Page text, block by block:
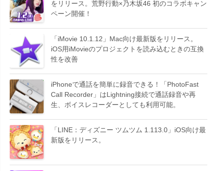
をリリース。荒野行動×乃木坂46 初のコラボキャン
ペーン開催！
「iMovie 10.1.12」Mac向け最新版をリリース。
iOS用iMovieのプロジェクトを読み込むときの互換
性を改善
iPhoneで通話を簡単に録音できる！「PhotoFast
Call Recorder」はLightning接続で通話録音や再
生、ボイスレコーダーとしても利用可能。
「LINE：ディズニー ツムツム 1.113.0」iOS向け最
新版をリリース。